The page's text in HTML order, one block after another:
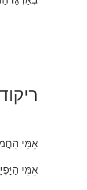
אִמִּי
אִמִּי